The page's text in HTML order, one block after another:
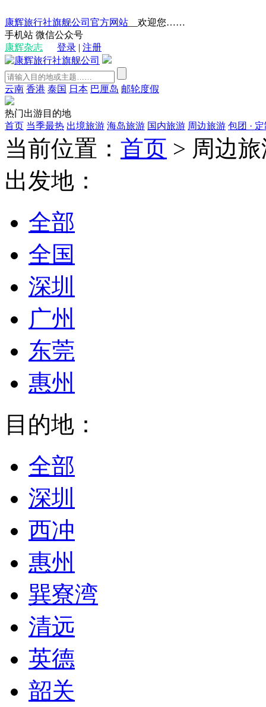
康辉旅行社旗舰公司官方网站 __欢迎您……
手机站 微信公众号
康辉杂志
登录 | 注册
云南 香港 泰国 日本 巴厘岛 邮轮度假
热门出游目的地
首页 当季最热 出境旅游 海岛旅游 国内旅游 周边旅游 包团 ·
当前位置： 首页 > 周边
出发地：
全部
全国
深圳
广州
东莞
惠州
目的地：
全部
深圳
西冲
惠州
巽寮湾
清远
英德
韶关